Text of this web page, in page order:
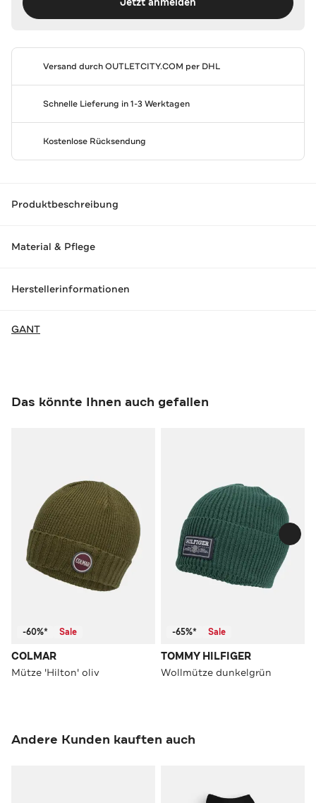
Versand durchOUTLETCITY.COM per DHL
Schnelle Lieferung in 1-3 Werktagen
Kostenlose Rücksendung
Produktbeschreibung
Material & Pflege
Herstellerinformationen
GANT
Das könnte Ihnen auch gefallen
-60%* Sale
COLMAR
Mütze 'Hilton' oliv
-65%* Sale
TOMMY HILFIGER
Wollmütze dunkelgrün
Andere Kunden kauften auch